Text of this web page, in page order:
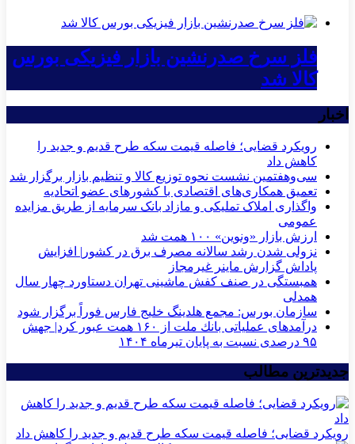
فلز سرخ صدرنشین بازار فیزیکی بورس
کالا شد
اخبار
رویکرد قضایی؛ فاصله قیمت سکه طرح قدیم و جدید را
کاهش داد
سی‌و‌هفتمین نشست نحوه توزیع کالا و تنظیم بازار برگزار شد
تعمیق همکاری‌های اقتصادی با کشورهای عضو اتحادیه
واگذاری املاک تملیکی و مازاد بانک سرمایه از طریق مزایده
عمومی
ارزش بازار «ونوین» ۱۰۰ همت شد
نزولی شدن رشد سالانه مصرف برق در کشور| افزایش
پاداش گزارش ماینر غیرمجاز
همبستگی در صنف کفش ماشینی تهران دستاورد چهار سال
همدلی
سازمان بورس: مجمع هلدینگ خلیج فارس فوراً برگزار شود
درآمدهای عملیاتی بانك ملت از ۱۶۰ همت عبور كرد| جهش
۹۵ درصدی نسبت به پایان تیرماه ۱۴۰۴
جدیدترین مطالب
رویکرد قضایی؛ فاصله قیمت سکه طرح قدیم و جدید را کاهش داد